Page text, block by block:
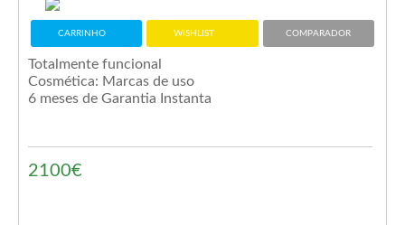
CARRINHO WISHLIST COMPARADOR
Totalmente funcional
Cosmética: Marcas de uso
6 meses de Garantia Instanta
2100€